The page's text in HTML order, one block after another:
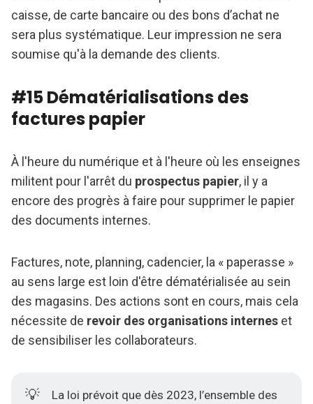
caisse, de carte bancaire ou des bons d’achat ne
sera plus systématique. Leur impression ne sera
soumise qu'à la demande des clients.
#15 Dématérialisations des
factures papier
À l'heure du numérique et à l'heure où les enseignes
militent pour l'arrêt du prospectus papier, il y a
encore des progrès à faire pour supprimer le papier
des documents internes.
Factures, note, planning, cadencier, la « paperasse »
au sens large est loin d'être dématérialisée au sein
des magasins. Des actions sont en cours, mais cela
nécessite de revoir des organisations internes et
de sensibiliser les collaborateurs.
💡
La loi prévoit que dès 2023, l’ensemble des